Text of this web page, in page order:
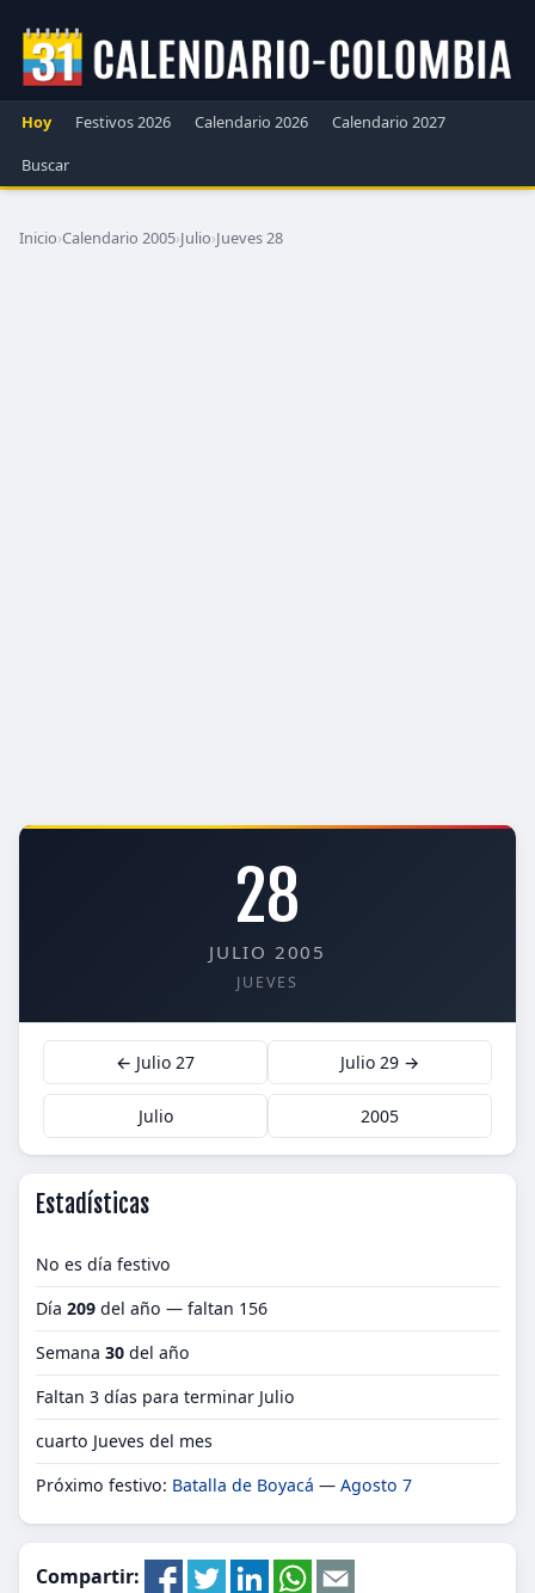
Hoy Festivos 2026 Calendario 2026
Calendario 2027
Buscar
Inicio›Calendario 2005›Julio›Jueves 28
28
JULIO 2005
JUEVES
← Julio 27 Julio 29 →
Julio 2005
Estadísticas
No es día festivo
Día 209 del año — faltan 156
Semana 30 del año
Faltan 3 días para terminar Julio
cuarto Jueves del mes
Próximo festivo: Batalla de Boyacá — Agosto 7
Compartir: